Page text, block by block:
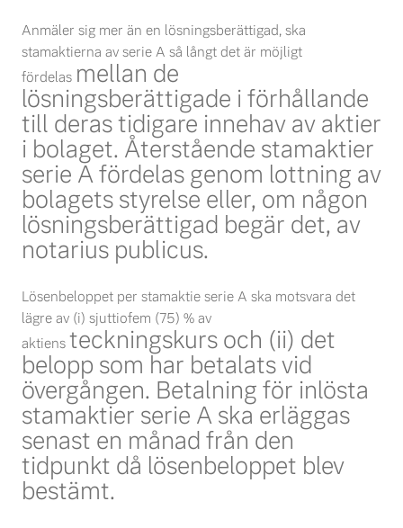
Anmäler sig mer än en lösningsberättigad, ska
stamaktierna av serie A så långt det är möjligt
fördelas mellan de
lösningsberättigade i förhållande
till deras tidigare innehav av aktier
i bolaget. Återstående stamaktier
serie A fördelas genom lottning av
bolagets styrelse eller, om någon
lösningsberättigad begär det, av
notarius publicus.
Lösenbeloppet per stamaktie serie A ska motsvara det
lägre av (i) sjuttiofem (75) % av
aktiens teckningskurs och (ii) det
belopp som har betalats vid
övergången. Betalning för inlösta
stamaktier serie A ska erläggas
senast en månad från den
tidpunkt då lösenbeloppet blev
bestämt.